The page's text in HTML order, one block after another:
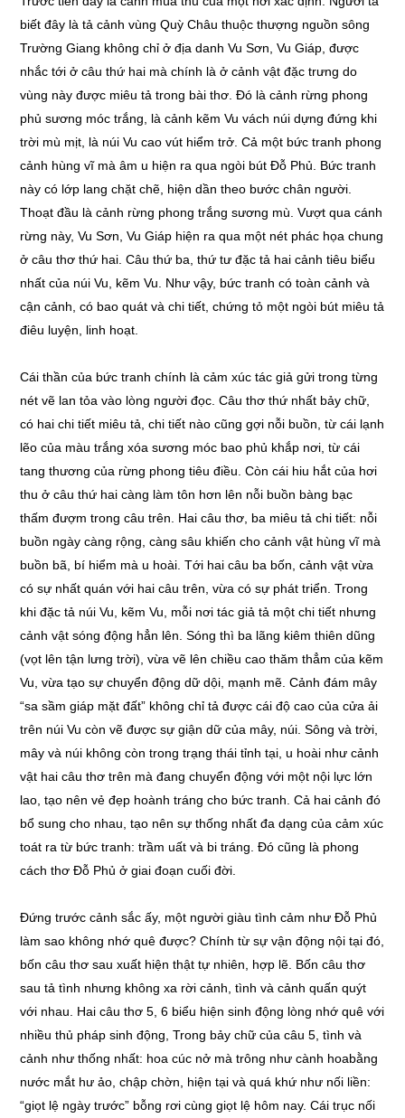
biết đây là tả cảnh vùng Quỳ Châu thuộc thượng nguồn sông
Trường Giang không chỉ ở địa danh Vu Sơn, Vu Giáp, được
nhắc tới ở câu thứ hai mà chính là ở cảnh vật đặc trưng do
vùng này được miêu tả trong bài thơ. Đó là cảnh rừng phong
phủ sương móc trắng, là cảnh kẽm Vu vách núi dựng đứng khi
trời mù mịt, là núi Vu cao vút hiểm trở. Cả một bức tranh phong
cảnh hùng vĩ mà âm u hiện ra qua ngòi bút Đỗ Phủ. Bức tranh
này có lớp lang chặt chẽ, hiện dần theo bước chân người.
Thoạt đầu là cảnh rừng phong trắng sương mù. Vượt qua cánh
rừng này, Vu Sơn, Vu Giáp hiện ra qua một nét phác họa chung
ở câu thơ thứ hai. Câu thứ ba, thứ tư đặc tả hai cảnh tiêu biểu
nhất của núi Vu, kẽm Vu. Như vậy, bức tranh có toàn cảnh và
cận cảnh, có bao quát và chi tiết, chứng tỏ một ngòi bút miêu tả
điêu luyện, linh hoạt.
Cái thần của bức tranh chính là cảm xúc tác giả gửi trong từng
nét vẽ lan tỏa vào lòng người đọc. Câu thơ thứ nhất bảy chữ,
có hai chi tiết miêu tả, chi tiết nào cũng gợi nỗi buồn, từ cái lạnh
lẽo của màu trắng xóa sương móc bao phủ khắp nơi, từ cái
tang thương của rừng phong tiêu điều. Còn cái hiu hắt của hơi
thu ở câu thứ hai càng làm tôn hơn lên nỗi buồn bàng bạc
thấm đượm trong câu trên. Hai câu thơ, ba miêu tả chi tiết: nỗi
buồn ngày càng rộng, càng sâu khiến cho cảnh vật hùng vĩ mà
buồn bã, bí hiểm mà u hoài. Tới hai câu ba bốn, cảnh vật vừa
có sự nhất quán với hai câu trên, vừa có sự phát triển. Trong
khi đặc tả núi Vu, kẽm Vu, mỗi nơi tác giả tả một chi tiết nhưng
cảnh vật sóng động hẳn lên. Sóng thì ba lãng kiêm thiên dũng
(vọt lên tận lưng trời), vừa vẽ lên chiều cao thăm thẳm của kẽm
Vu, vừa tạo sự chuyển động dữ dội, mạnh mẽ. Cảnh đám mây
“sa sầm giáp mặt đất” không chỉ tả được cái độ cao của cửa ải
trên núi Vu còn vẽ được sự giận dữ của mây, núi. Sông và trời,
mây và núi không còn trong trạng thái tỉnh tại, u hoài như cảnh
vật hai câu thơ trên mà đang chuyển động với một nội lực lớn
lao, tạo nên vẻ đẹp hoành tráng cho bức tranh. Cả hai cảnh đó
bổ sung cho nhau, tạo nên sự thống nhất đa dạng của cảm xúc
toát ra từ bức tranh: trầm uất và bi tráng. Đó cũng là phong
cách thơ Đỗ Phủ ở giai đoạn cuối đời.
Đứng trước cảnh sắc ấy, một người giàu tình cảm như Đỗ Phủ
làm sao không nhớ quê được? Chính từ sự vận động nội tại đó,
bốn câu thơ sau xuất hiện thật tự nhiên, hợp lẽ. Bốn câu thơ
sau tả tình nhưng không xa rời cảnh, tình và cảnh quấn quýt
với nhau. Hai câu thơ 5, 6 biểu hiện sinh động lòng nhớ quê với
nhiều thủ pháp sinh động, Trong bảy chữ của câu 5, tình và
cảnh như thống nhất: hoa cúc nở mà trông như cành hoabằng
nước mắt hư ảo, chập chờn, hiện tại và quá khứ như nối liền:
“giọt lệ ngày trước” bỗng rơi cùng giọt lệ hôm nay. Cái trục nối